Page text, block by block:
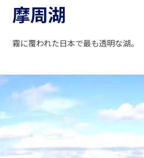
摩周湖
霧に覆われた日本で最も透明な湖。